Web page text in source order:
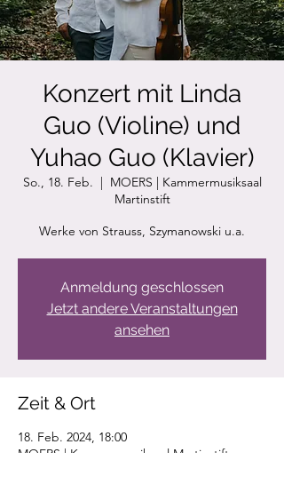
Konzert mit Linda
Guo (Violine) und
Yuhao Guo (Klavier)
So., 18. Feb.
  |
MOERS | Kammermusiksaal
Martinstift
Werke von Strauss, Szymanowski u.a.
Anmeldung geschlossen
Jetzt andere Veranstaltungen
ansehen
Zeit & Ort
18. Feb. 2024, 18:00
MOERS | Kammermusiksaal Martinstift,